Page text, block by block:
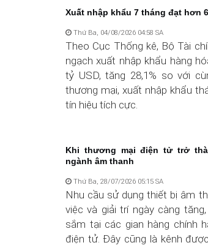
Xuất nhập khẩu 7 tháng đạt hơn
Thứ Ba, 04/08/2026 04:58 SA
Theo Cục Thống kê, Bộ Tài
ngạch xuất nhập khẩu hàng
tỷ USD, tăng 28,1% so với
thương mại, xuất nhập khẩu
tín hiệu tích cực.
Khi thương mại điện tử trở
ngành âm thanh
Thứ Ba, 28/07/2026 05:15 SA
Nhu cầu sử dụng thiết bị âm
việc và giải trí ngày càng
sắm tại các gian hàng chính
điện tử. Đây cũng là kênh